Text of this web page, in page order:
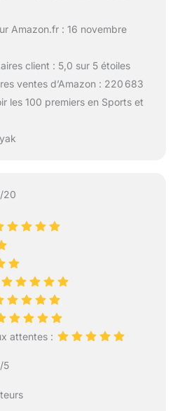
Amazon.fr : 16 novembre
client : 5,0 sur 5 étoiles
ventes d’Amazon : 220 683
les 100 premiers en Sports et
20
attentes :
5